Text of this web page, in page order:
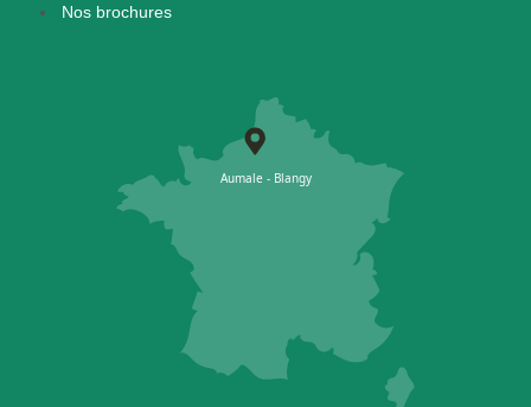
Nos brochures